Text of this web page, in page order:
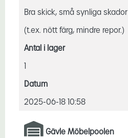
Bra skick, små synliga skador
(t.ex. nött färg, mindre repor.)
Antal i lager
1
Datum
2025-06-18 10:58
Gävle Möbelpoolen